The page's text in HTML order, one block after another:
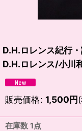
D.H.ロレンス紀行
D.H.ロレンス/小川
販売価格: 1,500円
在庫数 1点